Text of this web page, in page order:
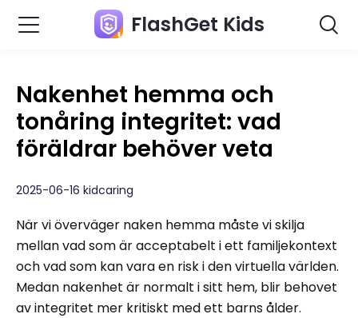
FlashGet Kids
Nakenhet hemma och
tonåring integritet: vad
föräldrar behöver veta
2025-06-16 kidcaring
När vi överväger naken hemma måste vi skilja
mellan vad som är acceptabelt i ett familjekontext
och vad som kan vara en risk i den virtuella världen.
Medan nakenhet är normalt i sitt hem, blir behovet
av integritet mer kritiskt med ett barns ålder.